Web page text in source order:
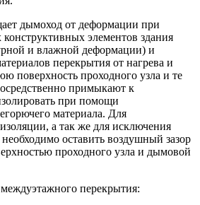
дымоход от деформации при
элементов здания
и влажной деформации) и
перекрытия от нагрева и
поверхность проходного узла и те
примыкают к
при помощи
материала. Для
а так же для исключения
оставить воздушный зазор
проходного узла и дымовой
перекрытия: